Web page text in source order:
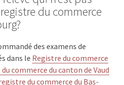
du commerce
des examens de
dans le Registre du commerce
commerce du canton de Vaud
du commerce du Bas-